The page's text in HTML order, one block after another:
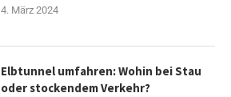
4. März 2024
Elbtunnel umfahren: Wohin bei Stau
oder stockendem Verkehr?